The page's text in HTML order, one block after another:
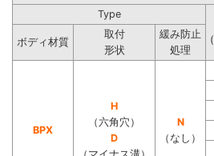
Type
ボディ材質
取付
形状
緩み防止
処理
BPX
H
（六角穴）
D
N
（なし）